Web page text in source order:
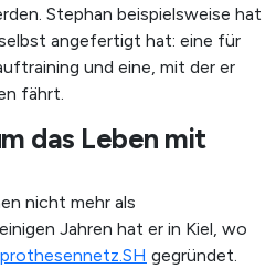
Stephan beispielsweise hat
angefertigt hat: eine für
und eine, mit der er
fährt.
das Leben mit
nicht mehr als
Jahren hat er in Kiel, wo
gegründet.